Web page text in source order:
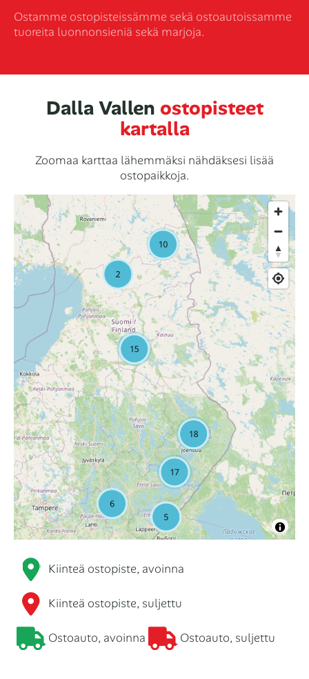
Ostamme ostopisteissämme sekä ostoautoissamme
tuoreita luonnonsieniä sekä marjoja.
Dalla Vallen ostopisteet
kartalla
Zoomaa karttaa lähemmäksi nähdäksesi lisää
ostopaikkoja.
Kiinteä ostopiste, avoinna
Kiinteä ostopiste, suljettu
Ostoauto, avoinna Ostoauto, suljettu